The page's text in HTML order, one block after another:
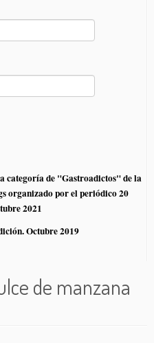
categoría de "Gastroadictos" de la
organizado por el periódico 20
2021
Octubre 2019
de manzana